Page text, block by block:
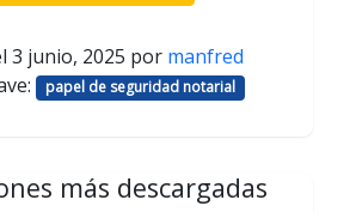
3 junio, 2025 por manfred
papel de seguridad notarial
más descargadas